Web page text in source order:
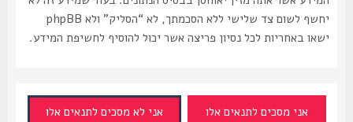
יחשף לשום צד שלישי ללא הסכמתך, לא “הסליק” ולא phpBB
ישאו באחריות לכל נסיון פריצה אשר יכול להוסיף לחשיפת המידע.